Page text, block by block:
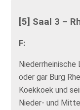
[5] Saal 3 –
F:
oder gar Burg
Koekkoek und
Nieder- und